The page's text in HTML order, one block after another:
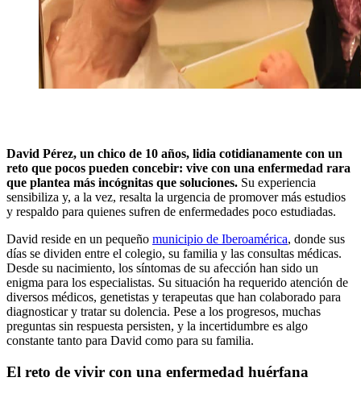
David Pérez, un chico de 10 años, lidia cotidianamente con un
reto que pocos pueden concebir: vive con una enfermedad rara
que plantea más incógnitas que soluciones. Su experiencia
sensibiliza y, a la vez, resalta la urgencia de promover más estudios
y respaldo para quienes sufren de enfermedades poco estudiadas.
David reside en un pequeño municipio de Iberoamérica, donde sus
días se dividen entre el colegio, su familia y las consultas médicas.
Desde su nacimiento, los síntomas de su afección han sido un
enigma para los especialistas. Su situación ha requerido atención de
diversos médicos, genetistas y terapeutas que han colaborado para
diagnosticar y tratar su dolencia. Pese a los progresos, muchas
preguntas sin respuesta persisten, y la incertidumbre es algo
constante tanto para David como para su familia.
El reto de vivir con una enfermedad huérfana